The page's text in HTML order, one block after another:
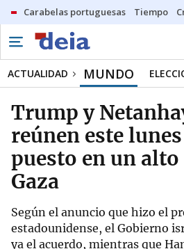
Carabelas portuguesas Tiempo
ACTUALIDAD MUNDO
Trump y
reúnen este
puesto en un alto
Gaza
Según el anuncio que hizo el
estadounidense, el Gobierno
ya el acuerdo, mientras que